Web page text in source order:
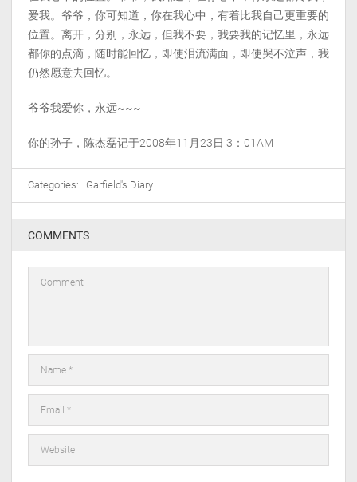
爱我。爷爷，你可知道，你在我心中，有着比我自己更重要的
位置。离开，分别，永远，但我不要，我要我的记忆里，永远
都你的点滴，随时能回忆，即使泪流满面，即使哭不泣声，我
仍然愿意去回忆。
爷爷我爱你，永远~~~
你的孙子，陈杰磊记于2008年11月23日 3：01AM
Categories: Garfield's Diary
COMMENTS